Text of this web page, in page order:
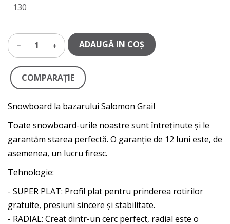
130
1 ADAUGĂ IN COŞ
COMPARAŢIE
Snowboard la bazarului Salomon Grail
Toate snowboard-urile noastre sunt întreținute și le
garantăm starea perfectă. O garanție de 12 luni este, de
asemenea, un lucru firesc.
Tehnologie:
- SUPER PLAT: Profil plat pentru prinderea rotirilor
gratuite, presiuni sincere și stabilitate.
- RADIAL: Creat dintr-un cerc perfect, radial este o